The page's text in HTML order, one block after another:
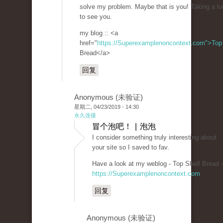
solve my problem. Maybe that is you! Taking a
to see you.
my blog :: <a
href=" https://Superexamplenoncontext.com">Top
Bread</a>
回复
Anonymous (未验证)
星期二, 04/23/2019 - 14:30
永久连接
冒个泡吧！ | 泡泡
I consider something truly interesting about
your site so I saved to fav.
Have a look at my weblog - Top Shelf Bread -
https://Superexamplenoncontext.com
回复
Anonymous (未验证)